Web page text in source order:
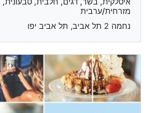
מזרחית/ערבית
נחמה 2 תל אביב, תל אביב יפו